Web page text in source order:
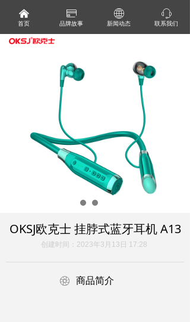
낀
首页
ꀔ
品牌故事
ꄓ
新闻动态
ꁱ
联系我们
OKSJ欧克士 挂脖式蓝牙耳机 A13
商品简介
创建时间： 2023年3月13日 17:28
ꁵ